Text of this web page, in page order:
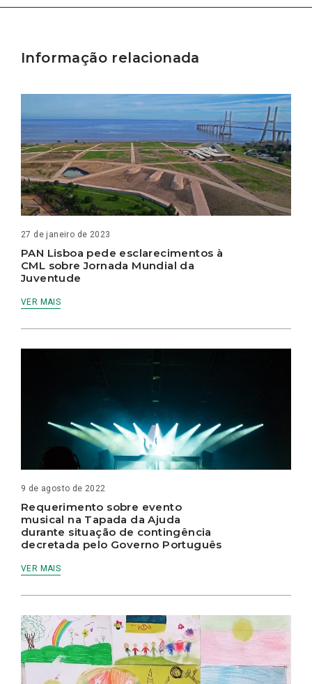
Informação relacionada
27 de janeiro de 2023
PAN Lisboa pede esclarecimentos à
CML sobre Jornada Mundial da
Juventude
VER MAIS
9 de agosto de 2022
Requerimento sobre evento
musical na Tapada da Ajuda
durante situação de contingência
decretada pelo Governo Português
VER MAIS